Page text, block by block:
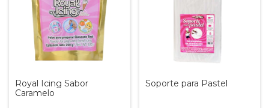
Royal Icing Sabor
Caramelo
Soporte para Pastel